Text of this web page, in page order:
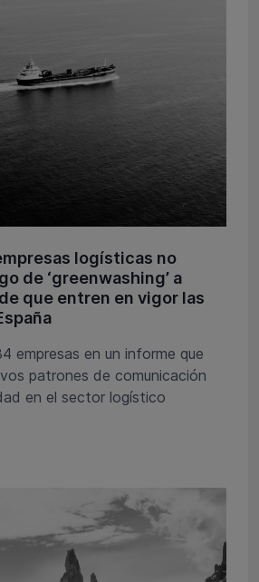
logísticas no
de ‘greenwashing’ a
que entren en vigor las
empresas en un informe que
patrones de comunicación
en el sector logístico